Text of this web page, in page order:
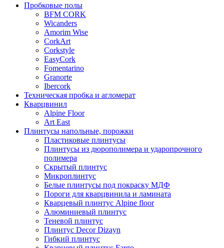
Пробковые полы
BFM CORK
Wicanders
Amorim Wise
CorkArt
Corkstyle
EasyCork
Fomentarino
Granorte
Ibercork
Техническая пробка и агломерат
Кварцвинил
Alpine Floor
Art East
Плинтусы напольные, порожки
Пластиковые плинтусы
Плинтусы из дюрополимера и ударопрочного
полимера
Скрытый плинтус
Микроплинтус
Белые плинтусы под покраску МДФ
Пороги для кварцвинила и ламината
Кварцевый плинтус Alpine floor
Алюминиевый плинтус
Теневой плинтус
Плинтус Decor Dizayn
Гибкий плинтус